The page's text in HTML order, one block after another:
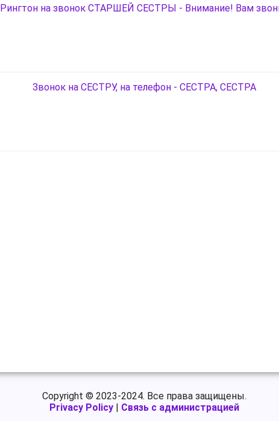
Рингтон на звонок СТАРШЕЙ СЕСТРЫ - Внимание! Вам
Звонок на СЕСТРУ, на телефон - СЕСТРА, СЕСТРА
Copyright © 2023-2024. Все права защищены.
Privacy Policy| Связь с администрацией